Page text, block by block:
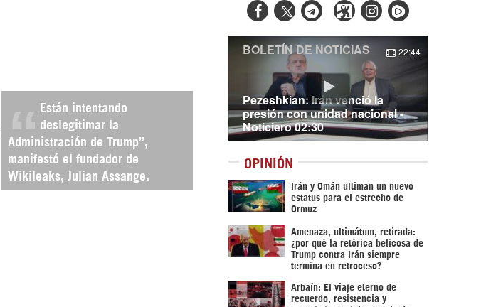
Están intentando
deslegitimar la
Administración de Trump”,
manifestó el fundador de
Wikileaks, Julian Assange.
  
Pezeshkian: Irán venció la
presión con unidad nacional -
Noticiero 02:30
BOLETÍN DE NOTICIAS 22:44
OPINIÓN
Irán y Omán ultiman un nuevo
estatus para el estrecho de
Ormuz
Amenaza, ultimátum, retirada:
¿por qué la retórica belicosa de
Trump contra Irán siempre
termina en retroceso?
Arbaín: El viaje eterno de
recuerdo, resistencia y